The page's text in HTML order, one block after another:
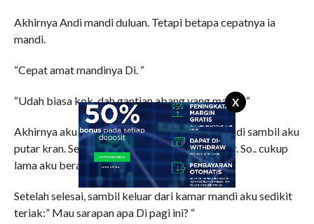
X
Akhirnya Andi mandi duluan. Tetapi betapa cepatnya ia
mandi.
“Cepat amat mandinya Di. “
“Udah biasa kok, dah gantian abang yang mandi. “
Akhirnya aku mandi juga, masuk ke kamar mandi sambil aku
putar kran. Sebelum mandi aku buang air besar. So.. cukup
lama aku berada di kamar mandi.
Setelah selesai, sambil keluar dari kamar mandi aku sedikit
teriak:” Mau sarapan apa Di pagi ini? “